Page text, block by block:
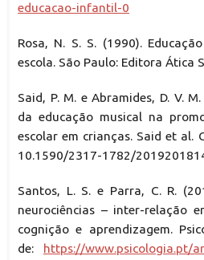
educacao-infantil-0
Rosa, N. S. S. (1990).
escola. São Paulo: Editora Ática
Said, P. M. e Abramides, D. V.
da educação musical na
escolar em crianças. Said et al.
10.1590/2317-1782/
Santos, L. S. e Parra, C. R.
neurociências – inter-relação
cognição e aprendizagem.
de: https://www.psicologia.pt/